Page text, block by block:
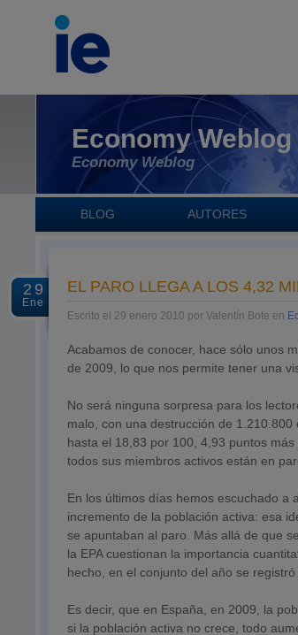
Economy Weblog
Economy Weblog
BLOG AUTORES
29
Ene
EL PARO LLEGA A LOS 4,32
Escrito el 29 enero 2010 por Valentín Bote en
Acabamos de conocer, hace sólo unos
de 2009, lo que nos permite tener una
No será ninguna sorpresa para los
malo, con una destrucción de
hasta el 18,83 por 100, 4,93 puntos
todos sus miembros activos están en
En los últimos días hemos escuchado a
incremento de la población activa: esa
se apuntaban al paro. Más allá de que
la EPA cuestionan la importancia
hecho, en el conjunto del año se
Es decir, que en España, en 2009, la
si la población activa no crece, todo